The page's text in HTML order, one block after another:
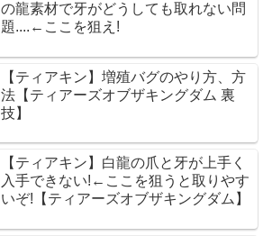
の龍素材で牙がどうしても取れない問
題....←ここを狙え!
【ティアキン】増殖バグのやり方、方
法【ティアーズオブザキングダム 裏
技】
【ティアキン】白龍の爪と牙が上手く
入手できない!←ここを狙うと取りやす
いぞ!【ティアーズオブザキングダム】